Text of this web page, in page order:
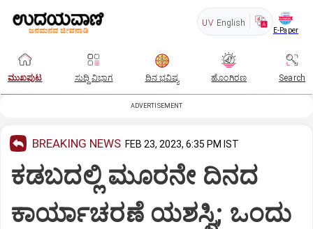
UV English
E-Paper
ಮುಖಪುಟ ಸುದ್ದಿ ವಿಭಾಗ ದಿನ ಭವಿಷ್ಯ ಹೊಂಗಿರಣ Search
ADVERTISEMENT
BREAKING NEWS FEB 23, 2023, 6:35 PM IST
ಕಡಬದಲ್ಲಿ ಮೂರನೇ ದಿನದ
ಕಾರ್ಯಾಚರಣೆ ಯಶಸ್ವಿ; ಒಂದು